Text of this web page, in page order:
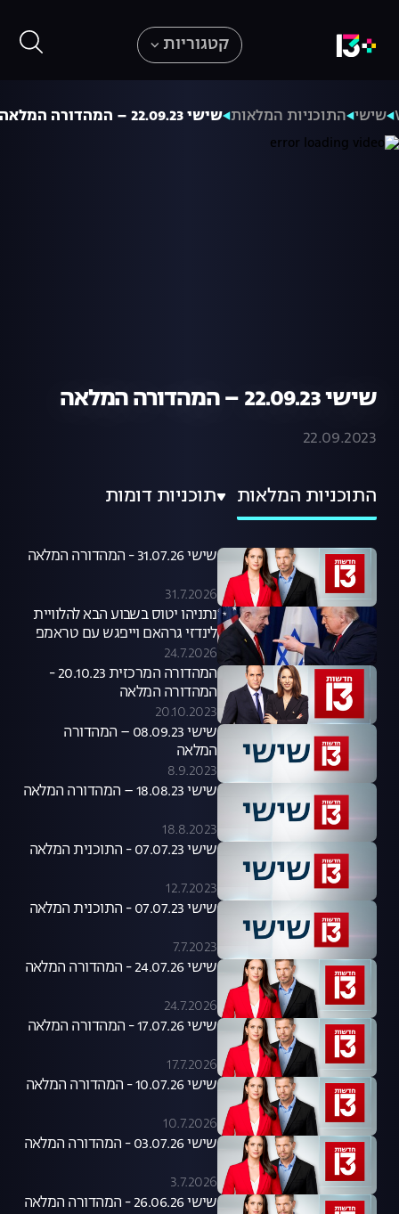
קטגוריות
שישי התוכניות המלאות שישי 22.09.23 – המהדורה המלאה
שישי 22.09.23 – המהדורה המלאה
22.09.2023
התוכניות המלאות תוכניות דומות
שישי 31.07.26 - המהדורה המלאה
31.7.2026
נתניהו יטוס בשבוע הבא להלוויית
לינדזי גרהאם וייפגש עם טראמפ
24.7.2026
המהדורה המרכזית 20.10.23 -
המהדורה המלאה
20.10.2023
שישי 08.09.23 – המהדורה
המלאה
8.9.2023
שישי 18.08.23 – המהדורה המלאה
18.8.2023
שישי 07.07.23 - התוכנית המלאה
12.7.2023
שישי 07.07.23 - התוכנית המלאה
7.7.2023
שישי 24.07.26 - המהדורה המלאה
24.7.2026
שישי 17.07.26 - המהדורה המלאה
17.7.2026
שישי 10.07.26 - המהדורה המלאה
10.7.2026
שישי 03.07.26 - המהדורה המלאה
3.7.2026
שישי 26.06.26 - המהדורה המלאה